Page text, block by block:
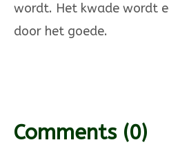
wordt. Het kwade wordt
door het goede.
Comments (0)